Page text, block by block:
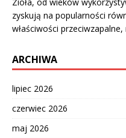
zyskują na popularności
właściwości
ARCHIWA
lipiec 2026
czerwiec 2026
maj 2026